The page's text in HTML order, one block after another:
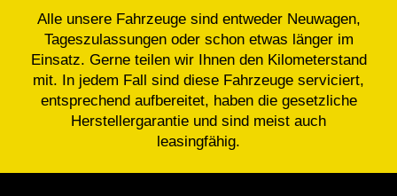
Alle unsere Fahrzeuge sind entweder Neuwagen,
Tageszulassungen oder schon etwas länger im
Einsatz. Gerne teilen wir Ihnen den Kilometerstand
mit. In jedem Fall sind diese Fahrzeuge serviciert,
entsprechend aufbereitet, haben die gesetzliche
Herstellergarantie und sind meist auch
leasingfähig.